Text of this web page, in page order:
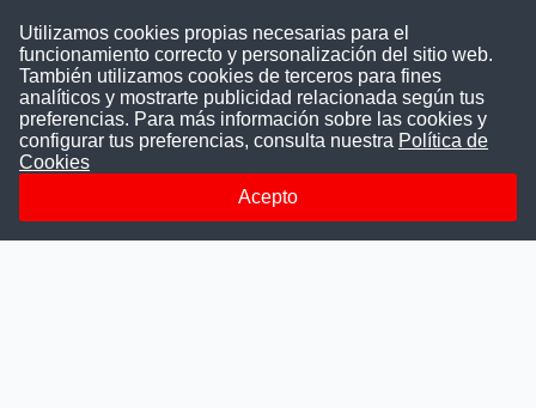
Puede comunicarse con nosotros a través
nuestras redes sociales o del correo:
contacto@convocatoriasdetrabajo.com
Siguenos en:
Utilizamos cookies propias necesarias para el
funcionamiento correcto y personalización del sitio web.
También utilizamos cookies de terceros para fines
analíticos y mostrarte publicidad relacionada según tus
preferencias. Para más información sobre las cookies y
configurar tus preferencias, consulta nuestra Política de
Cookies
Acepto